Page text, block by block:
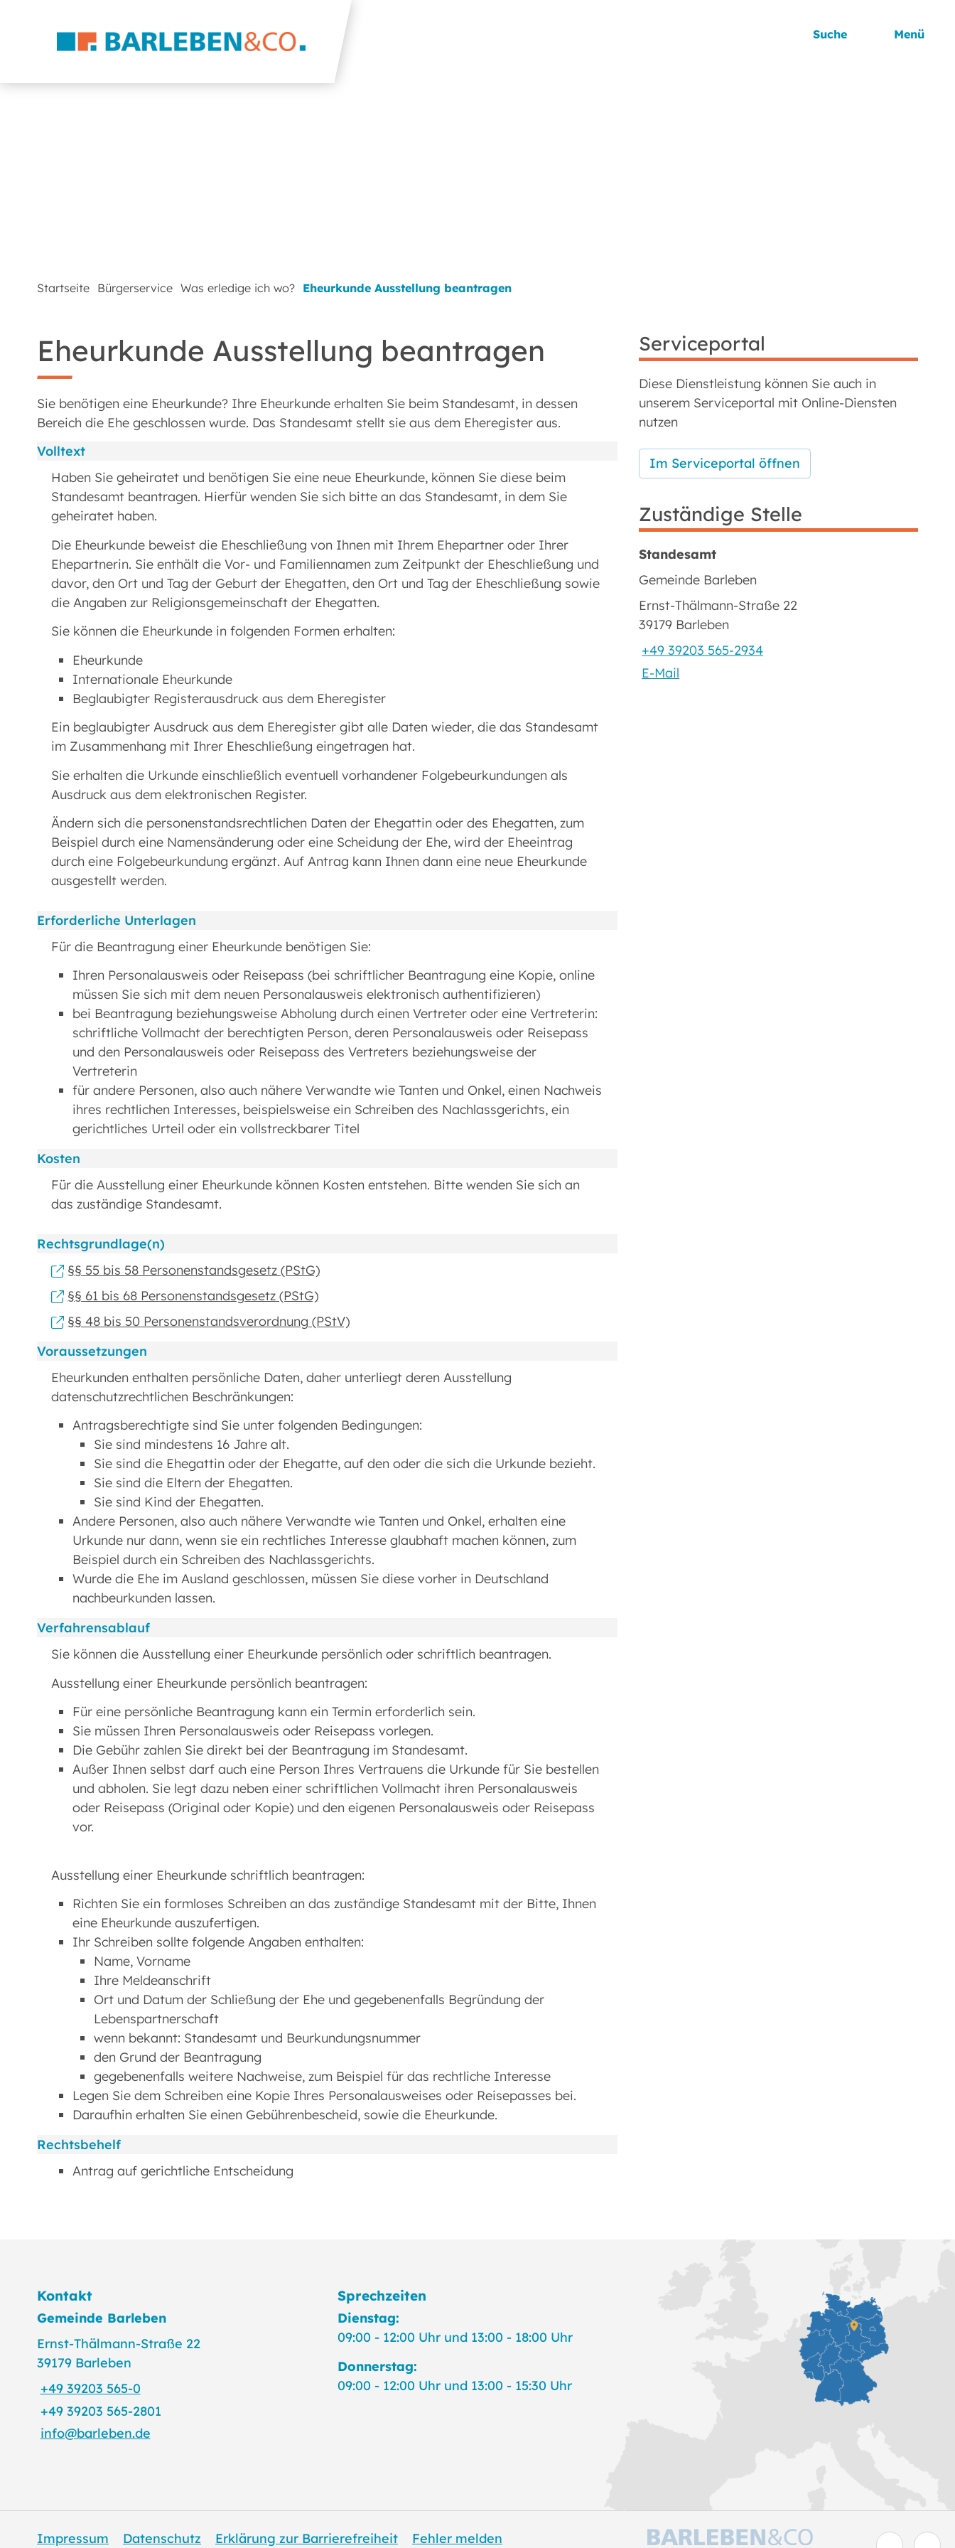
Suche Menü
Startseite Bürgerservice Was erledige ich wo? Eheurkunde Ausstellung beantragen
Eheurkunde Ausstellung beantragen
Sie benötigen eine Eheurkunde? Ihre Eheurkunde erhalten Sie beim Standesamt, in dessen
Bereich die Ehe geschlossen wurde. Das Standesamt stellt sie aus dem Eheregister aus.
Volltext
Haben Sie geheiratet und benötigen Sie eine neue Eheurkunde, können Sie diese beim
Standesamt beantragen. Hierfür wenden Sie sich bitte an das Standesamt, in dem Sie
geheiratet haben.
Die Eheurkunde beweist die Eheschließung von Ihnen mit Ihrem Ehepartner oder Ihrer
Ehepartnerin. Sie enthält die Vor- und Familiennamen zum Zeitpunkt der Eheschließung und
davor, den Ort und Tag der Geburt der Ehegatten, den Ort und Tag der Eheschließung sowie
die Angaben zur Religionsgemeinschaft der Ehegatten.
Sie können die Eheurkunde in folgenden Formen erhalten:
Eheurkunde
Internationale Eheurkunde
Beglaubigter Registerausdruck aus dem Eheregister
Ein beglaubigter Ausdruck aus dem Eheregister gibt alle Daten wieder, die das Standesamt
im Zusammenhang mit Ihrer Eheschließung eingetragen hat.
Sie erhalten die Urkunde einschließlich eventuell vorhandener Folgebeurkundungen als
Ausdruck aus dem elektronischen Register.
Ändern sich die personenstandsrechtlichen Daten der Ehegattin oder des Ehegatten, zum
Beispiel durch eine Namensänderung oder eine Scheidung der Ehe, wird der Eheeintrag
durch eine Folgebeurkundung ergänzt. Auf Antrag kann Ihnen dann eine neue Eheurkunde
ausgestellt werden.
Erforderliche Unterlagen
Für die Beantragung einer Eheurkunde benötigen Sie:
Ihren Personalausweis oder Reisepass (bei schriftlicher Beantragung eine Kopie, online
müssen Sie sich mit dem neuen Personalausweis elektronisch authentifizieren)
bei Beantragung beziehungsweise Abholung durch einen Vertreter oder eine Vertreterin:
schriftliche Vollmacht der berechtigten Person, deren Personalausweis oder Reisepass
und den Personalausweis oder Reisepass des Vertreters beziehungsweise der
Vertreterin
für andere Personen, also auch nähere Verwandte wie Tanten und Onkel, einen Nachweis
ihres rechtlichen Interesses, beispielsweise ein Schreiben des Nachlassgerichts, ein
gerichtliches Urteil oder ein vollstreckbarer Titel
Kosten
Für die Ausstellung einer Eheurkunde können Kosten entstehen. Bitte wenden Sie sich an
das zuständige Standesamt.
Rechtsgrundlage(n)
§§ 55 bis 58 Personenstandsgesetz (PStG)
§§ 61 bis 68 Personenstandsgesetz (PStG)
§§ 48 bis 50 Personenstandsverordnung (PStV)
Voraussetzungen
Eheurkunden enthalten persönliche Daten, daher unterliegt deren Ausstellung
datenschutzrechtlichen Beschränkungen:
Antragsberechtigte sind Sie unter folgenden Bedingungen:
Sie sind mindestens 16 Jahre alt.
Sie sind die Ehegattin oder der Ehegatte, auf den oder die sich die Urkunde bezieht.
Sie sind die Eltern der Ehegatten.
Sie sind Kind der Ehegatten.
Andere Personen, also auch nähere Verwandte wie Tanten und Onkel, erhalten eine
Urkunde nur dann, wenn sie ein rechtliches Interesse glaubhaft machen können, zum
Beispiel durch ein Schreiben des Nachlassgerichts.
Wurde die Ehe im Ausland geschlossen, müssen Sie diese vorher in Deutschland
nachbeurkunden lassen.
Verfahrensablauf
Sie können die Ausstellung einer Eheurkunde persönlich oder schriftlich beantragen.
Ausstellung einer Eheurkunde persönlich beantragen:
Für eine persönliche Beantragung kann ein Termin erforderlich sein.
Sie müssen Ihren Personalausweis oder Reisepass vorlegen.
Die Gebühr zahlen Sie direkt bei der Beantragung im Standesamt.
Außer Ihnen selbst darf auch eine Person Ihres Vertrauens die Urkunde für Sie bestellen
und abholen. Sie legt dazu neben einer schriftlichen Vollmacht ihren Personalausweis
oder Reisepass (Original oder Kopie) und den eigenen Personalausweis oder Reisepass
vor.
Ausstellung einer Eheurkunde schriftlich beantragen:
Richten Sie ein formloses Schreiben an das zuständige Standesamt mit der Bitte, Ihnen
eine Eheurkunde auszufertigen.
Ihr Schreiben sollte folgende Angaben enthalten:
Name, Vorname
Ihre Meldeanschrift
Ort und Datum der Schließung der Ehe und gegebenenfalls Begründung der
Lebenspartnerschaft
wenn bekannt: Standesamt und Beurkundungsnummer
den Grund der Beantragung
gegebenenfalls weitere Nachweise, zum Beispiel für das rechtliche Interesse
Legen Sie dem Schreiben eine Kopie Ihres Personalausweises oder Reisepasses bei.
Daraufhin erhalten Sie einen Gebührenbescheid, sowie die Eheurkunde.
Rechtsbehelf
Antrag auf gerichtliche Entscheidung
Serviceportal
Diese Dienstleistung können Sie auch in
unserem Serviceportal mit Online-Diensten
nutzen
Im Serviceportal öffnen
Zuständige Stelle
Standesamt
Gemeinde Barleben
Ernst-Thälmann-Straße 22
39179 Barleben
+49 39203 565-2934
E-Mail
Kontakt
Gemeinde Barleben
Ernst-Thälmann-Straße 22
39179 Barleben
+49 39203 565-0
+49 39203 565-2801
info@barleben.de
Sprechzeiten
Dienstag:
09:00 - 12:00 Uhr und 13:00 - 18:00 Uhr
Donnerstag:
09:00 - 12:00 Uhr und 13:00 - 15:30 Uhr
Impressum Datenschutz Erklärung zur Barrierefreiheit Fehler melden